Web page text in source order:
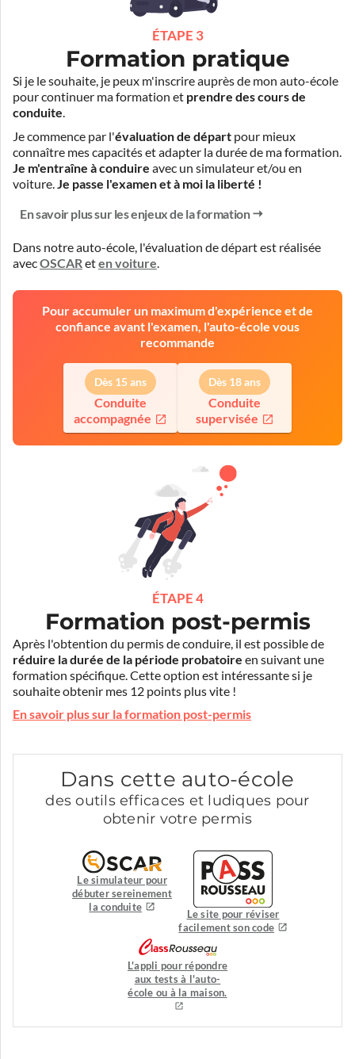
ÉTAPE 3
Formation pratique
Si je le souhaite, je peux m'inscrire auprès de mon auto-école
pour continuer ma formation et prendre des cours de
conduite.
Je commence par l'évaluation de départ pour mieux
connaître mes capacités et adapter la durée de ma formation.
Je m'entraîne à conduire avec un simulateur et/ou en
voiture. Je passe l'examen et à moi la liberté !
En savoir plus sur les enjeux de la formation
Dans notre auto-école, l'évaluation de départ est réalisée
avecOSCAR eten voiture
Pour accumuler un maximum d'expérience et de
confiance avant l'examen, l'auto-école vous
recommande
Dès 15 ans
Conduite
accompagnée
Dès 18 ans
Conduite
supervisée
ÉTAPE 4
Formation post-permis
Après l'obtention du permis de conduire, il est possible de
réduire la durée de la période probatoire en suivant une
formation spécifique. Cette option est intéressante si je
souhaite obtenir mes 12 points plus vite !
En savoir plus sur la formation post-permis
Dans cette auto-école
des outils efficaces et ludiques pour
obtenir votre permis
Le simulateur pour
débuter sereinement
la conduite
Le site pour réviser
facilement son code
L'appli pour répondre
aux tests à l'auto-
école ou à la maison.